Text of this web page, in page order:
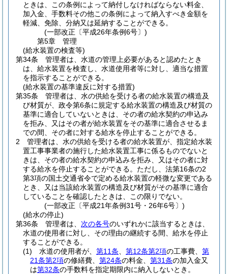
ときは、この条例によって納付しなければならない料金、
加入金、手数料その他この条例によって納入すべき金額を
軽減、免除、分納又は延納することができる。
(一部改正〔平成26年条例6号〕)
第5章
管理
(給水装置の検査等)
第34条
管理者は、水道の管理上必要があると認めたとき
は、給水装置を検査し、水道使用者等に対し、適当な措置
を指示することができる。
(給水装置の基準違反に対する措置)
第35条
管理者は、水の供給を受ける者の給水装置の構造及
び材質が、政令第6条に規定する給水装置の構造及び材質の
基準に適合していないときは、その者の給水契約の申込み
を拒み、又はその者が給水装置をその基準に適合させるま
での間、その者に対する給水を停止することができる。
2
管理者は、水の供給を受ける者の給水装置が、指定給水装
置工事事業者の施行した給水装置工事に係るものでないと
きは、その者の給水契約の申込みを拒み、又はその者に対
する給水を停止することができる。 ただし、法第16条の2
第3項の国土交通省令で定める給水装置の軽微な変更である
とき、又は当該給水装置の構造及び材質がその基準に適合
していることを確認したときは、この限りでない。
(一部改正〔平成21年条例31号・26年6号〕)
(給水の停止)
第36条
管理者は、 次の各号のいずれかに該当するときは、
水道の使用者に対し、その理由の継続する間、給水を停止
することができる。
(1)
水道の使用者が、 第11条 第12条第2項の工事費、 第
21条第2項の修繕費、 第24条の料金、 第31条の加入金又
は第32条の手数料を指定期限内に納入しないとき。